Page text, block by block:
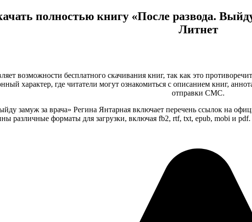
полностью книгу «После развода.
Литнет
возможности бесплатного скачивания книг, так как это
характер, где читатели могут ознакомиться с описанием книг,
отправки СМС.
замуж за врача» Регина Янтарная включает перечень ссылок на
различные форматы для загрузки, включая fb2, rtf, txt, epub, mobi и